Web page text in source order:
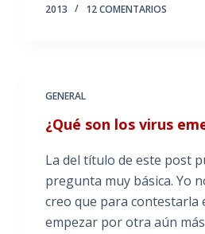
2013
12 COMENTARIOS
GENERAL
¿Qué son los virus
La del título de este post
pregunta muy básica. Yo
creo que para contestarla
empezar por otra aún más